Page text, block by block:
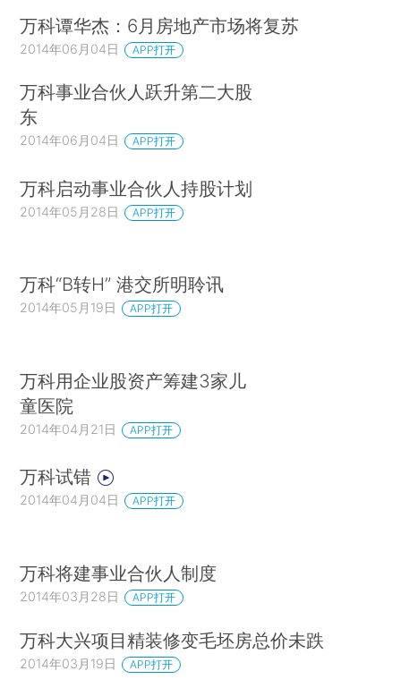
万科谭华杰：6月房地产市场将复苏
2014年06月04日 APP打开
万科事业合伙人跃升第二大股
东
2014年06月04日 APP打开
万科启动事业合伙人持股计划
2014年05月28日 APP打开
万科“B转H” 港交所明聆讯
2014年05月19日 APP打开
万科用企业股资产筹建3家儿
童医院
2014年04月21日 APP打开
万科试错
2014年04月04日 APP打开
万科将建事业合伙人制度
2014年03月28日 APP打开
万科大兴项目精装修变毛坯房总价未跌
2014年03月19日 APP打开